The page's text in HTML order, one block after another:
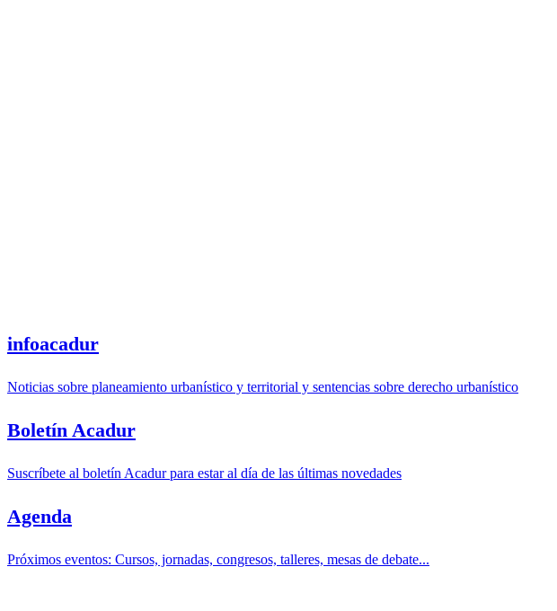
infoacadur
Noticias sobre planeamiento urbanístico y territorial y sentencias sobre derecho urbanístico
Boletín Acadur
Suscríbete al boletín Acadur para estar al día de las últimas novedades
Agenda
Próximos eventos: Cursos, jornadas, congresos, talleres, mesas de debate...